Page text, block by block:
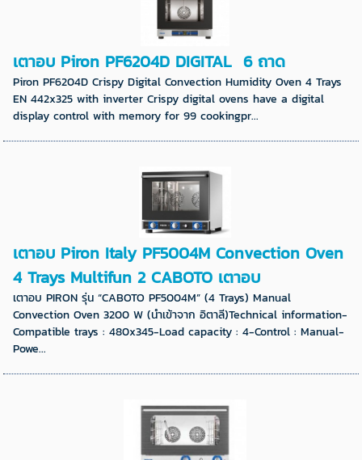
เตาอบ Piron PF6204D DIGITAL 6 ถาด
Piron PF6204D Crispy Digital Convection Humidity Oven 4 Trays
EN 442x325 with inverter Crispy digital ovens have a digital
display control with memory for 99 cookingpr...
เตาอบ Piron Italy PF5004M Convection Oven
4 Trays Multifun 2 CABOTO เตาอบ
เตาอบ PIRON รุ่น “CABOTO PF5004M” (4 Trays) Manual
Convection Oven 3200 W (นำเข้าจาก อิตาลี)Technical information-
Compatible trays : 480x345-Load capacity : 4-Control : Manual-
Powe...